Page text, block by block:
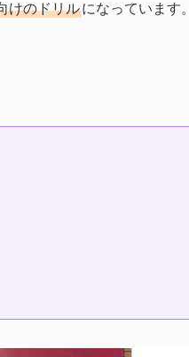
けのドリルになっています。